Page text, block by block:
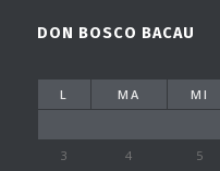
DON BOSCO BACAU
L MA MI
3
4 5